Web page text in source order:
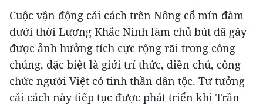
Cuộc vận động cải cách trên Nông cổ mín đàm
dưới thời Lương Khắc Ninh làm chủ bút đã gây
được ảnh hưởng tích cực rộng rãi trong công
chúng, đặc biệt là giới trí thức, điền chủ, công
chức người Việt có tinh thần dân tộc. Tư tưởng
cải cách này tiếp tục được phát triển khi Trần